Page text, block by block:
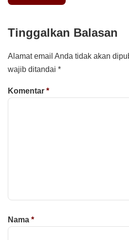
Tinggalkan Balasan
Alamat email Anda tidak akan
wajib ditandai *
Komentar *
Nama *